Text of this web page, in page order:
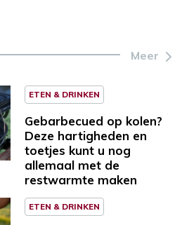
Meer
ETEN & DRINKEN
Gebarbecued op kolen?
Deze hartigheden en
toetjes kunt u nog
allemaal met de
restwarmte maken
ETEN & DRINKEN